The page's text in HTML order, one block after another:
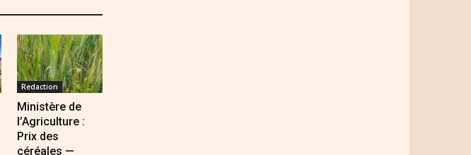
Redaction
Ministère de
l’Agriculture :
Prix des
céréales —